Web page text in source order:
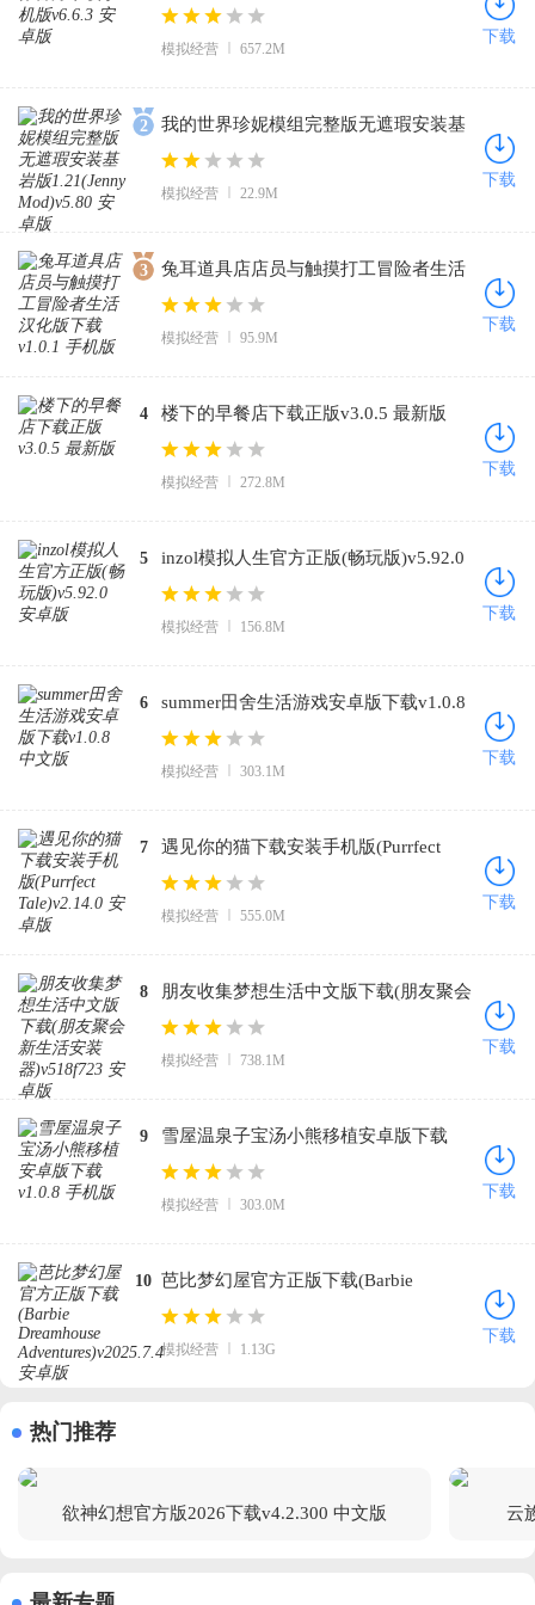
卓版
模拟经营 657.2M
下载
2
我的世界珍妮模组完整版无遮瑕安装基
岩版1.21(Jenny Mod)v5.80 安卓版
模拟经营 22.9M
下载
3
兔耳道具店店员与触摸打工冒险者生活
汉化版下载v1.0.1 手机版
模拟经营 95.9M
下载
4 楼下的早餐店下载正版v3.0.5 最新版
模拟经营 272.8M
下载
5
inzol模拟人生官方正版(畅玩版)v5.92.0
安卓版
模拟经营 156.8M
下载
6
summer田舍生活游戏安卓版下载v1.0.8
中文版
模拟经营 303.1M
下载
7
遇见你的猫下载安装手机版(Purrfect
Tale)v2.14.0 安卓版
模拟经营 555.0M
下载
8
朋友收集梦想生活中文版下载(朋友聚会
新生活安装器)v518f723 安卓版
模拟经营 738.1M
下载
9
雪屋温泉子宝汤小熊移植安卓版下载
v1.0.8 手机版
模拟经营 303.0M
下载
10 芭比梦幻屋官方正版下载(Barbie
Dreamhouse Adventures)v2025.7.4 安卓
版
模拟经营 1.13G
下载
热门推荐
欲神幻想官方版2026下载v4.2.300 中文版 云